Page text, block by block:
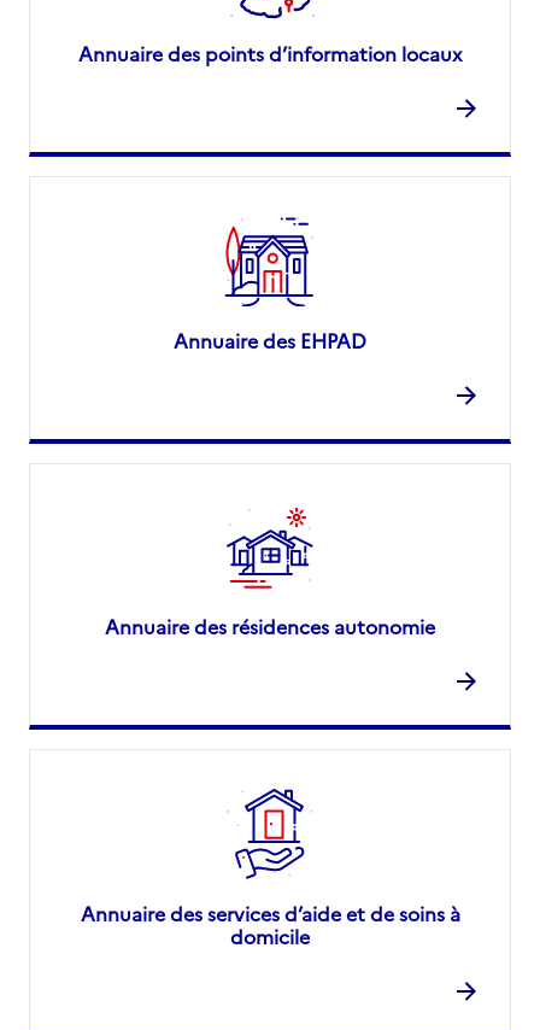
Annuaire des points d’information locaux
Annuaire des EHPAD
Annuaire des résidences autonomie
Annuaire des services d’aide et de soins à
domicile